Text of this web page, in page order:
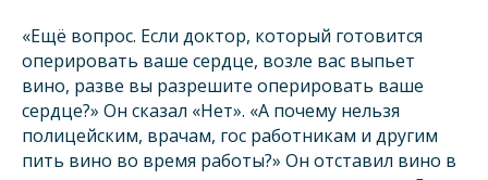
«Ещё вопрос. Если доктор, который готовится
оперировать ваше сердце, возле вас выпьет
вино, разве вы разрешите оперировать ваше
сердце?» Он сказал «Нет». «А почему нельзя
полицейским, врачам, гос работникам и другим
пить вино во время работы?» Он отставил вино в